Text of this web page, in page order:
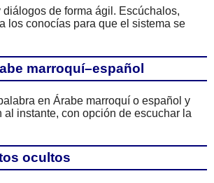
diálogos de forma ágil. Escúchalos,
los conocías para que el sistema se
marroquí–español
en Árabe marroquí o español y
al instante, con opción de escuchar la
ocultos